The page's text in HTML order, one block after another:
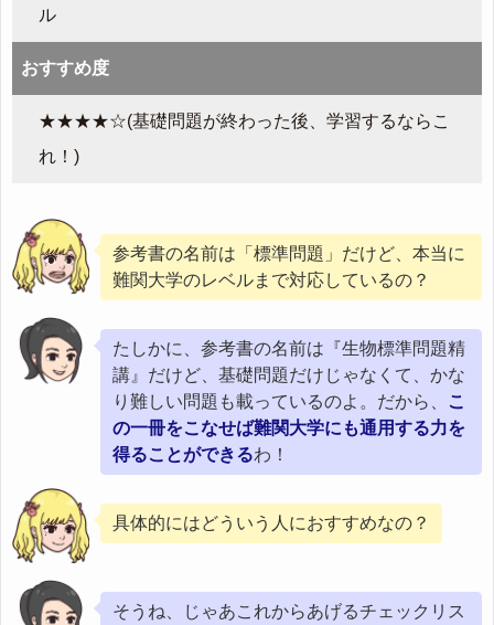
ル
おすすめ度
★★★★☆(基礎問題が終わった後、学習するならこ
れ！)
参考書の名前は「標準問題」だけど、本当に
難関大学のレベルまで対応しているの？
たしかに、参考書の名前は『生物標準問題精
講』だけど、基礎問題だけじゃなくて、かな
り難しい問題も載っているのよ。だから、
こ
の一冊をこなせば難関大学にも通用する力を
得ることができるわ！
具体的にはどういう人におすすめなの？
そうね、じゃあこれからあげるチェックリス